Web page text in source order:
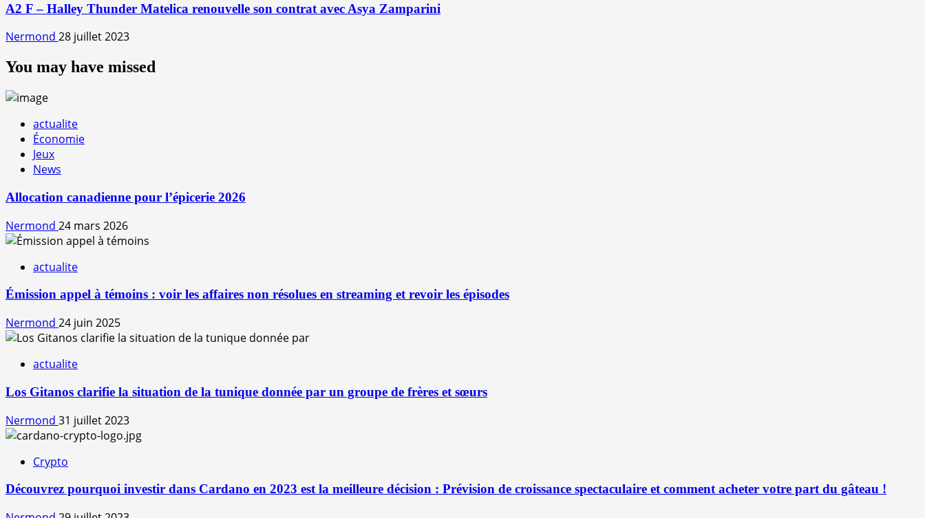
A2 F – Halley Thunder Matelica renouvelle son contrat avec Asya Zamparini
Nermond 28 juillet 2023
You may have missed
actualite
Économie
Jeux
News
Allocation canadienne pour l’épicerie 2026
Nermond 24 mars 2026
actualite
Émission appel à témoins : voir les affaires non résolues en streaming et revoir les épisodes
Nermond 24 juin 2025
actualite
Los Gitanos clarifie la situation de la tunique donnée par un groupe de frères et sœurs
Nermond 31 juillet 2023
Crypto
Découvrez pourquoi investir dans Cardano en 2023 est la meilleure décision : Prévision de croissance spectaculaire et comment acheter votre part du gâteau !